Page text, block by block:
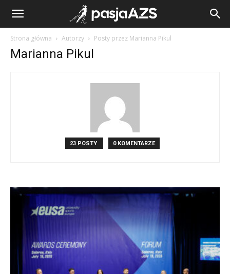
Strona główna Autorzy Posty przez Marianna Pikul
Marianna Pikul
23 POSTY 0 KOMENTARZE